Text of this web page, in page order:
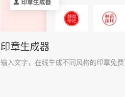
印章生成器
输入文字，在线生成不同风格的印章免